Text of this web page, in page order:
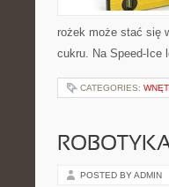
rożek może stać się
cukru. Na Speed-Ice
CATEGORIES:
POSTED BY ADMIN